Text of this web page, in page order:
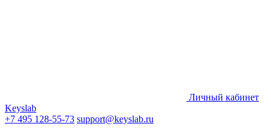
Личный кабинет
Keyslab
+7 495 128-55-73 support@keyslab.ru